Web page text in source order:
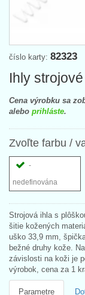
číslo karty: 82323
Ihly
Cena výrobku sa
alebo prihláste.
Zvoľte farbu /
-
nedefinována
Strojová ihla s
šitie kožených
uško 33,9 mm,
bežné druhy kože.
závislosti na koži je
výrobok, cena za 1
Parametre